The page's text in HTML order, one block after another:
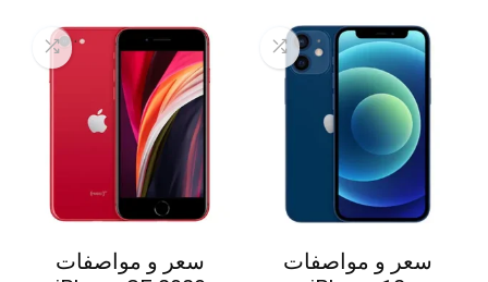
سعر و مواصفات
سعر و مواصفات